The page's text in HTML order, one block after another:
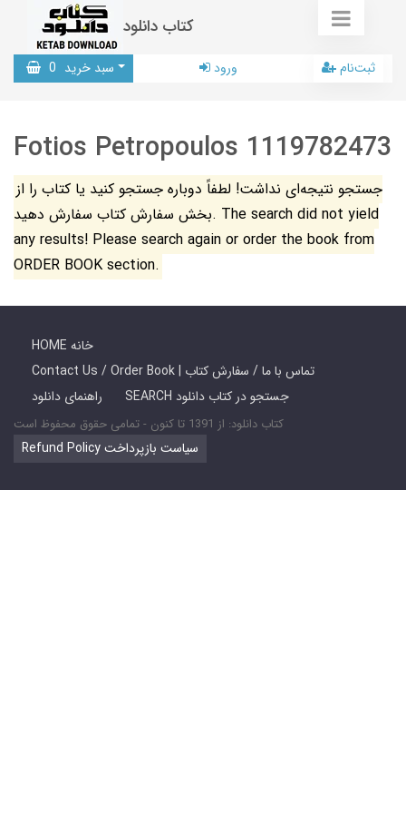
کتاب دانلود
سبد خرید 0 ورود ثبت‌نام
Fotios Petropoulos 1119782473
جستجو نتیجه‌ای نداشت! لطفاً دوباره جستجو کنید یا کتاب را از
بخش سفارش کتاب سفارش دهید. The search did not yield
any results! Please search again or order the book from
ORDER BOOK section.
HOME خانه
Contact Us / Order Book | تماس با ما / سفارش کتاب
راهنمای دانلود
SEARCH جستجو در کتاب دانلود
کتاب دانلود: از 1391 تا کنون - تمامی حقوق محفوظ است
Refund Policy سیاست بازپرداخت